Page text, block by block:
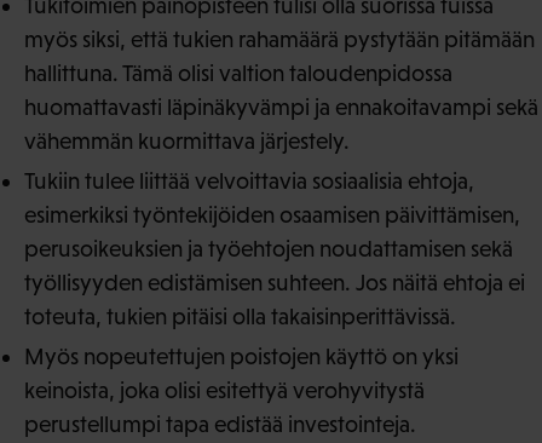
Tukitoimien painopisteen tulisi olla suorissa tuissa
myös siksi, että tukien rahamäärä pystytään pitämään
hallittuna. Tämä olisi valtion taloudenpidossa
huomattavasti läpinäkyvämpi ja ennakoitavampi sekä
vähemmän kuormittava järjestely.
Tukiin tulee liittää velvoittavia sosiaalisia ehtoja,
esimerkiksi työntekijöiden osaamisen päivittämisen,
perusoikeuksien ja työehtojen noudattamisen sekä
työllisyyden edistämisen suhteen. Jos näitä ehtoja ei
toteuta, tukien pitäisi olla takaisinperittävissä.
Myös nopeutettujen poistojen käyttö on yksi
keinoista, joka olisi esitettyä verohyvitystä
perustellumpi tapa edistää investointeja.